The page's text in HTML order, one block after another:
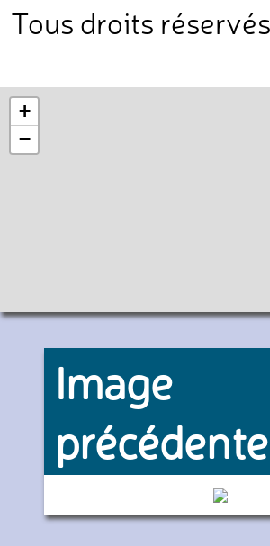
Tous droits
+
−
Image
précédente
073145 (Keolis